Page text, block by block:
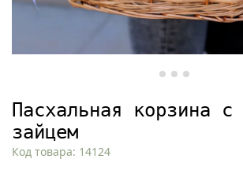
Пасхальная корзина с
зайцем
Код товара: 14124